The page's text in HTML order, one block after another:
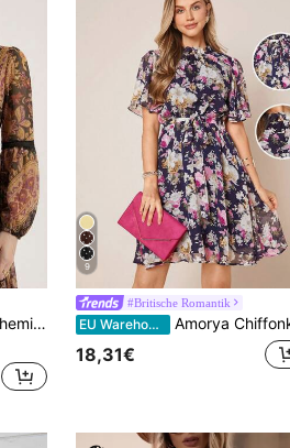
Langarm Kleid
9
#Britische Romantik
EU Warehouse Amorya Chiffonkleid mit Blumendruck und
18,31€